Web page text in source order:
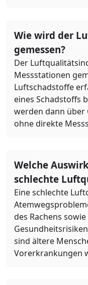
Wie wird der
gemessen?
Der
Messstationen
Luftschadstoffe
eines Schadstoffs
werden dann
ohne direkte
Welche
schlechte
Eine schlechte
des Rachens
sind ältere
Vorerkrankungen